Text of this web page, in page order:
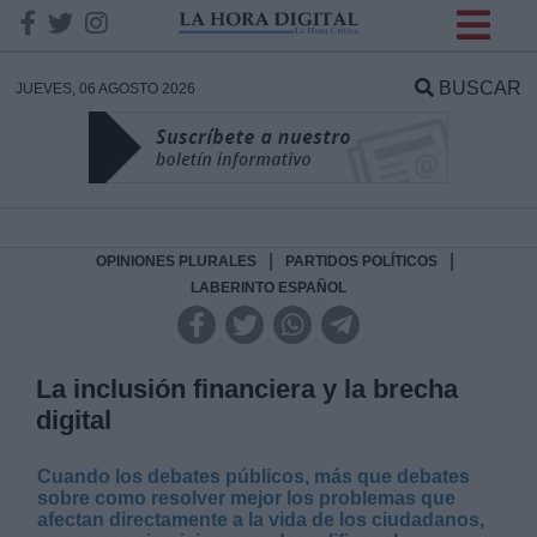
JUEVES, 06 AGOSTO 2026 BUSCAR
OPINIONES PLURALES PARTIDOS POLÍTICOS
LABERINTO ESPAÑOL
La inclusión financiera y la brecha
digital
Cuando los debates públicos, más que debates
sobre como resolver mejor los problemas que
afectan directamente a la vida de los ciudadanos,
DATOS
Responsable:
Legitimación:
Destinatarios: